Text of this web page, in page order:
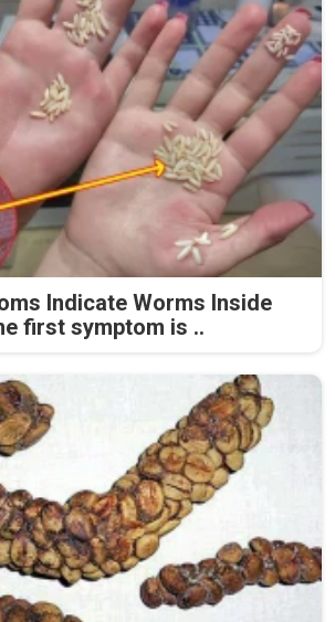
Indicate Worms Inside
first symptom is ..